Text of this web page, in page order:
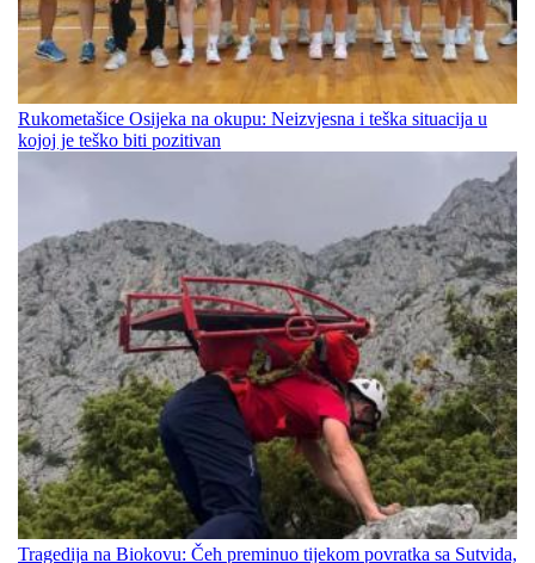
Rukometašice Osijeka na okupu: Neizvjesna i teška situacija u
kojoj je teško biti pozitivan
Tragedija na Biokovu: Čeh preminuo tijekom povratka sa Sutvida,